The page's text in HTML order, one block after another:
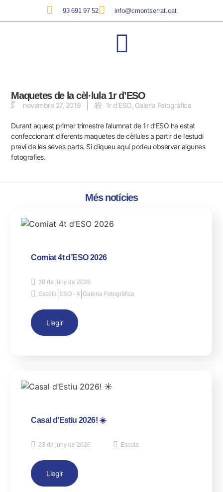
93 691 97 52 info@cmontserrat.cat
Maquetes de la cèl·lula 1r d’ESO
novembre 27, 2019 1r d'ESO, Galeria Fotogràfica
Durant aquest primer trimestre l’alumnat de 1r d’ESO ha estat
confeccionant diferents maquetes de cèl·lules a partir de l’estudi
previ de les seves parts. Si cliqueu aquí podeu observar algunes
fotografies.
Més notícies
Comiat 4t d’ESO 2026
30 de juny de 2026
Escola ESO - 4 |Galeria Fotogràfica
Llegir
Casal d’Estiu 2026! ☀️
23 de juny de 2026 Escola
Llegir